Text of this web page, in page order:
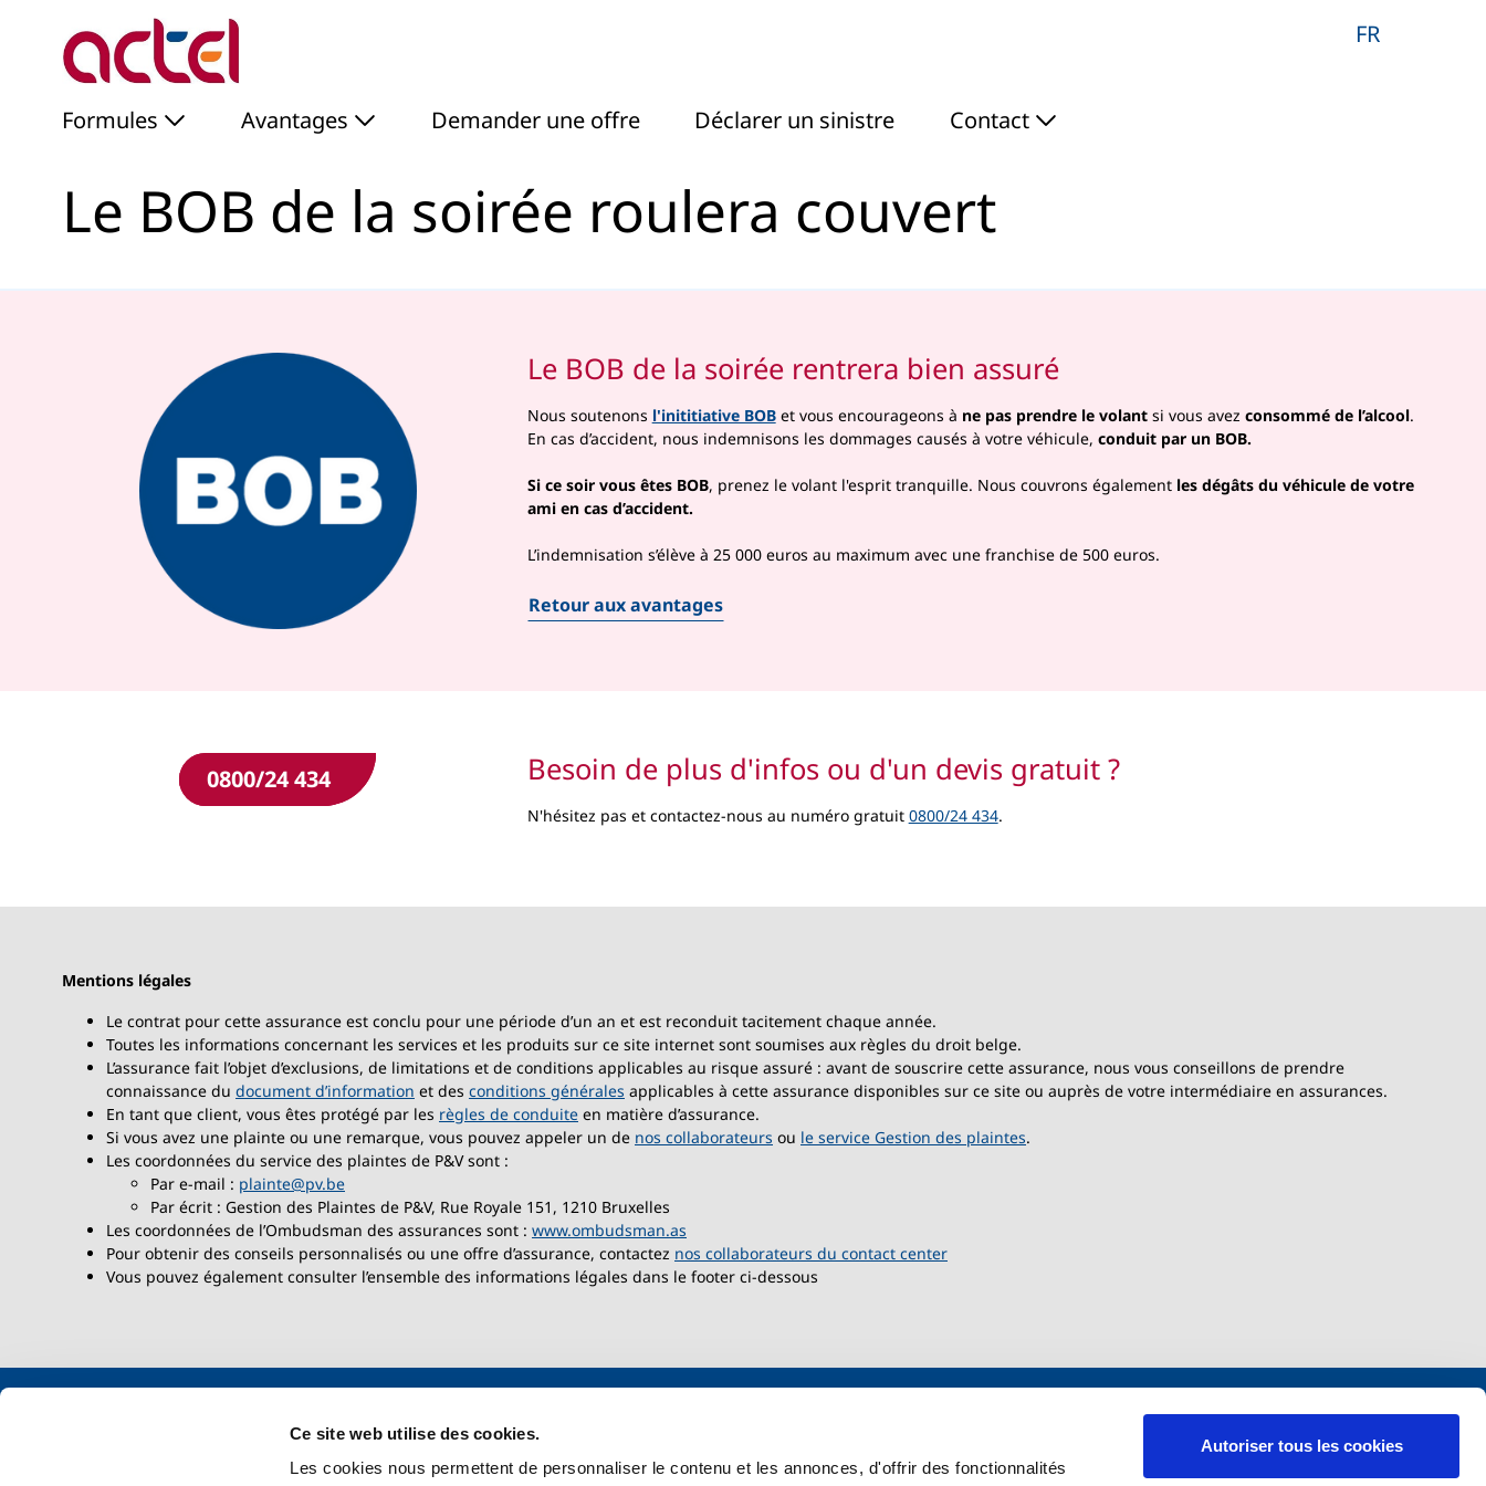
Ce site web utilise des cookies.
Les cookies nous permettent de personnaliser le contenu et les annonces, d'offrir des fonctionnalités
Autoriser tous les cookies
Saut au contenu principal
Le BOB de la soirée roulera couvert - Actel FR
Formules Avantages Demander une offre Déclarer un sinistre Contact
Le BOB de la soirée roulera couvert
Le BOB de la soirée rentrera bien assuré
Nous soutenons l'inititiative BOBet vous encourageons à ne pas prendre le volantsi vous avez consommé de l’alcool.
En cas d’accident, nous indemnisons les dommages causés à votre véhicule, conduit par un BOB.
Si ce soir vous êtes BOB, prenez le volant l'esprit tranquille. Nous couvrons également les dégâts du véhicule de votre
ami en cas d’accident.
L’indemnisation s’élève à 25 000 euros au maximum avec une franchise de 500 euros.
Retour aux avantages
0800/24 434 Besoin de plus d'infos ou d'un devis gratuit ?
N'hésitez pas et contactez-nous au numéro gratuit 0800/24 434.
Mentions légales
Le contrat pour cette assurance est conclu pour une période d’un an et est reconduit tacitement chaque année.
Toutes les informations concernant les services et les produits sur ce site internet sont soumises aux règles du droit belge.
L’assurance fait l’objet d’exclusions, de limitations et de conditions applicables au risque assuré : avant de souscrire cette assurance, nous vous conseillons de prendre
connaissance du document d’information et des conditions générales applicables à cette assurance disponibles sur ce site ou auprès de votre intermédiaire en assurances.
En tant que client, vous êtes protégé par les règles de conduite en matière d’assurance.
Si vous avez une plainte ou une remarque, vous pouvez appeler un de nos collaborateurs ou le service Gestion des plaintes.
Les coordonnées du service des plaintes de P&V sont :
Par e-mail : plainte@pv.be
Par écrit : Gestion des Plaintes de P&V, Rue Royale 151, 1210 Bruxelles
Les coordonnées de l’Ombudsman des assurances sont : www.ombudsman.as
Pour obtenir des conseils personnalisés ou une offre d’assurance, contactez nos collaborateurs du contact center
Vous pouvez également consulter l’ensemble des informations légales dans le footer ci-dessous
Nos produits assurance auto
Pourquoi s'assurer chez nous ?